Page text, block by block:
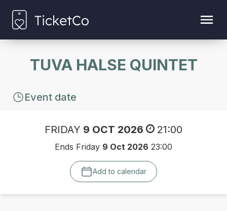
TUVA HALSE QUINTET
Event date
FRIDAY 9 OCT 2026 21:00
Ends Friday 9 Oct 2026 23:00
Add to calendar